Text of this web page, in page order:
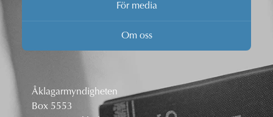
För media
Om oss
Åklagarmyndigheten
Box 5553